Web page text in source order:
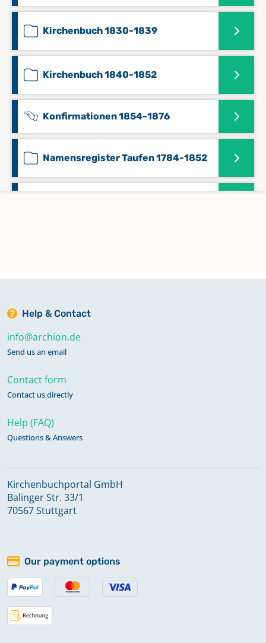
Kirchenbuch 1830-1839
Kirchenbuch 1840-1852
Konfirmationen 1854-1876
Namensregister Taufen 1784-1852
Trauungen 1853-1875
Help & Contact
info@archion.de
Send us an email
Contact form
Contact us directly
Help (FAQ)
Questions & Answers
Kirchenbuchportal GmbH
Balinger Str. 33/1
70567 Stuttgart
Our payment options